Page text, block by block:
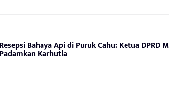
Resepsi Bahaya Api di Puruk Cahu: Ketua DPRD
Padamkan Karhutla